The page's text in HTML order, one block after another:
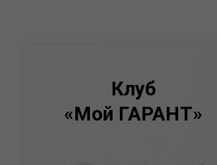
Клуб
«Мой ГАРАНТ»